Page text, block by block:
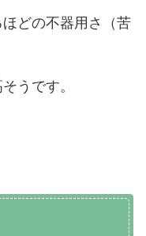
どの不器用さ（苦
うです。